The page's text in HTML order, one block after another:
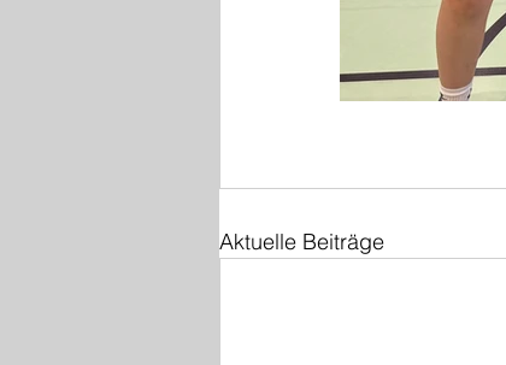
Aktuelle Beiträge